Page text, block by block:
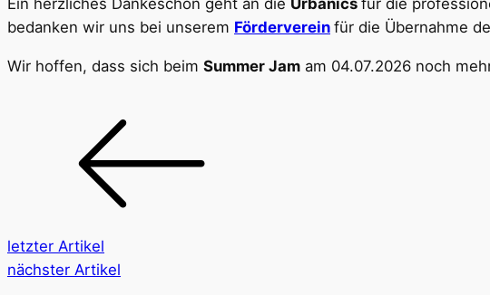
bedanken wir uns bei unserem Förderverein für die Übernahme
Wir hoffen, dass sich beim Summer Jam am 04.07.2026 noch
letzter Artikel
nächster Artikel